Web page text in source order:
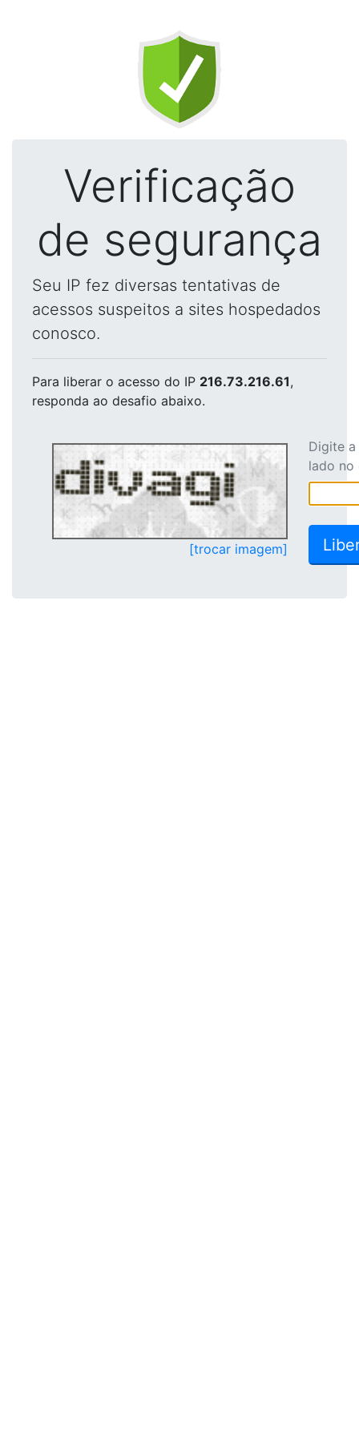
Verificação
de segurança
Seu IP fez diversas tentativas de
acessos suspeitos a sites hospedados
conosco.
Para liberar o acesso do IP 216.73.216.61,
responda ao desafio abaixo.
[trocar imagem]
Digite
lado no